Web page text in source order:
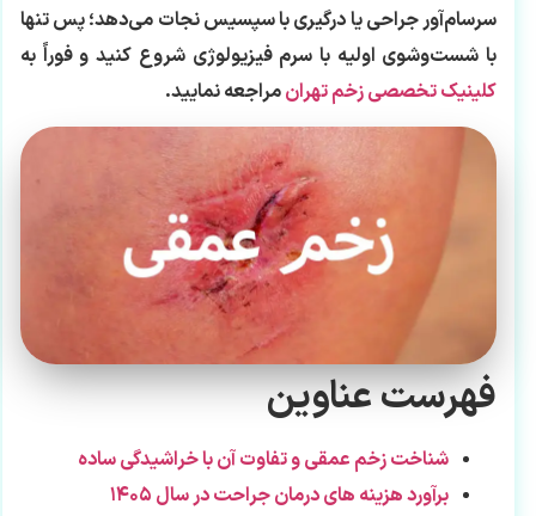
سرسام‌آور جراحی یا درگیری با سپسیس نجات می‌دهد؛ پس تنها
با شست‌وشوی اولیه با سرم فیزیولوژی شروع کنید و فوراً به
کلینیک تخصصی زخم تهرانمراجعه نمایید.
فهرست عناوین
شناخت زخم عمقی و تفاوت آن با خراشیدگی ساده
برآورد هزینه‌ های درمان جراحت در سال ۱۴۰۵